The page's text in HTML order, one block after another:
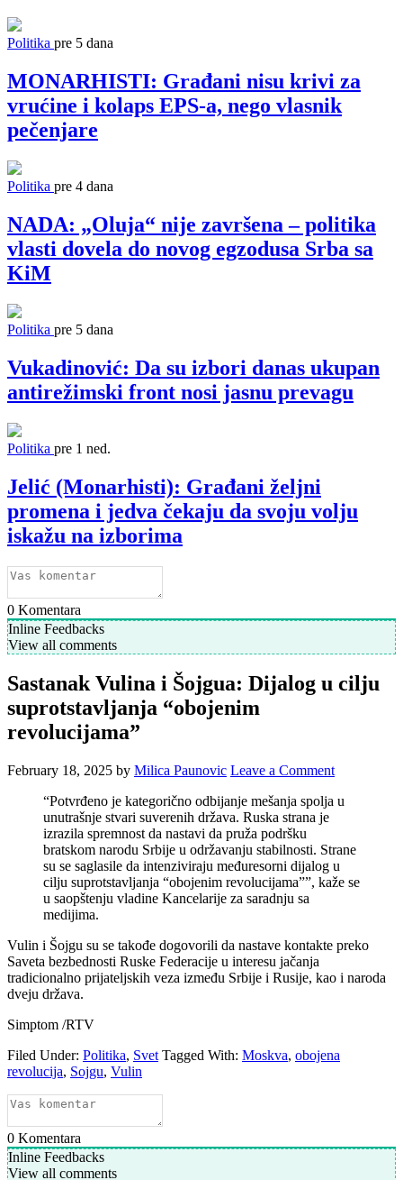
Politika pre 5 dana
MONARHISTI: Građani nisu krivi za
vrućine i kolaps EPS-a, nego vlasnik
pečenjare
Politika pre 4 dana
NADA: „Oluja“ nije završena – politika
vlasti dovela do novog egzodusa Srba sa
KiM
Politika pre 5 dana
Vukadinović: Da su izbori danas ukupan
antirežimski front nosi jasnu prevagu
Politika pre 1 ned.
Jelić (Monarhisti): Građani željni
promena i jedva čekaju da svoju volju
iskažu na izborima
0 Komentara
Inline Feedbacks
View all comments
Sastanak Vulina i Šojgua: Dijalog u cilju
suprotstavljanja “obojenim
revolucijama”
February 18, 2025 by Milica Paunovic Leave a Comment
“Potvrđeno je kategorično odbijanje mešanja spolja u
unutrašnje stvari suverenih država. Ruska strana je
izrazila spremnost da nastavi da pruža podršku
bratskom narodu Srbije u održavanju stabilnosti. Strane
su se saglasile da intenziviraju međuresorni dijalog u
cilju suprotstavljanja “obojenim revolucijama””, kaže se
u saopštenju vladine Kancelarije za saradnju sa
medijima.
Vulin i Šojgu su se takođe dogovorili da nastave kontakte preko
Saveta bezbednosti Ruske Federacije u interesu jačanja
tradicionalno prijateljskih veza između Srbije i Rusije, kao i naroda
dveju država.
Simptom /RTV
Filed Under: Politika, Svet Tagged With: Moskva, obojena
revolucija, Sojgu, Vulin
0 Komentara
Inline Feedbacks
View all comments